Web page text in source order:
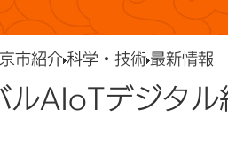
市紹介科学・技術最新情報
ルAIoTデジタ